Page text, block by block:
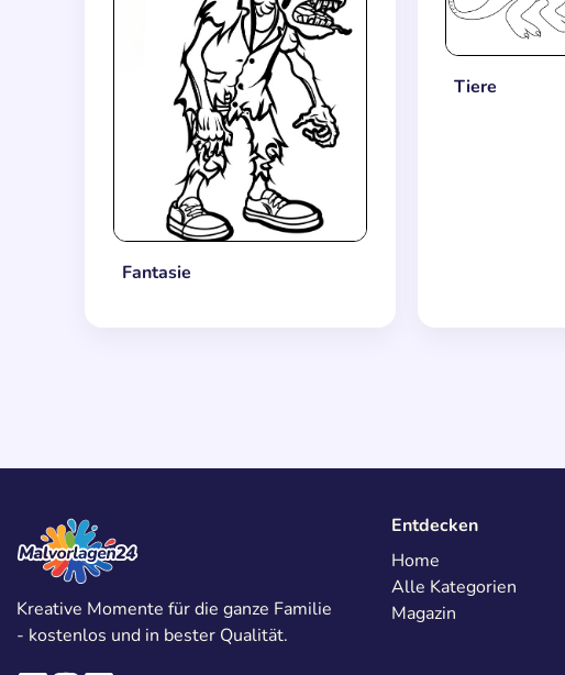
Fantasie
Tiere
Kreative Momente für die ganze Familie
- kostenlos und in bester Qualität.
Entdecken
Home
Alle Kategorien
Magazin